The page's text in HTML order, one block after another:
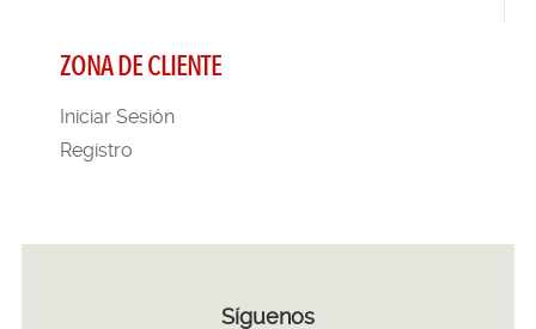
ZONA DE CLIENTE
Iniciar Sesión
Registro
Síguenos